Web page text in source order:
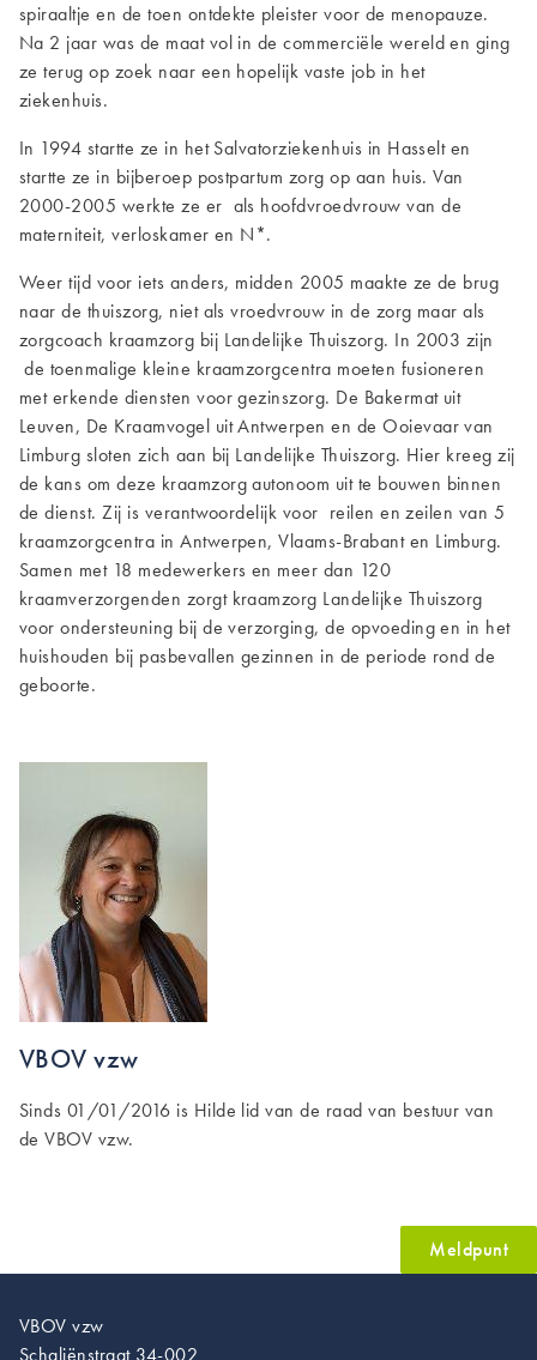
spiraaltje en de toen ontdekte pleister voor de menopauze.
Na 2 jaar was de maat vol in de commerciële wereld en ging
ze terug op zoek naar een hopelijk vaste job in het
ziekenhuis.
In 1994 startte ze in het Salvatorziekenhuis in Hasselt en
startte ze in bijberoep postpartum zorg op aan huis. Van
2000-2005 werkte ze er als hoofdvroedvrouw van de
materniteit, verloskamer en N*.
Weer tijd voor iets anders, midden 2005 maakte ze de brug
naar de thuiszorg, niet als vroedvrouw in de zorg maar als
zorgcoach kraamzorg bij Landelijke Thuiszorg. In 2003 zijn
de toenmalige kleine kraamzorgcentra moeten fusioneren
met erkende diensten voor gezinszorg. De Bakermat uit
Leuven, De Kraamvogel uit Antwerpen en de Ooievaar van
Limburg sloten zich aan bij Landelijke Thuiszorg. Hier kreeg zij
de kans om deze kraamzorg autonoom uit te bouwen binnen
de dienst. Zij is verantwoordelijk voor reilen en zeilen van 5
kraamzorgcentra in Antwerpen, Vlaams-Brabant en Limburg.
Samen met 18 medewerkers en meer dan 120
kraamverzorgenden zorgt kraamzorg Landelijke Thuiszorg
voor ondersteuning bij de verzorging, de opvoeding en in het
huishouden bij pasbevallen gezinnen in de periode rond de
geboorte.
VBOV vzw
Sinds 01/01/2016 is Hilde lid van de raad van bestuur van
de VBOV vzw.
Meldpunt
VBOV vzw
Schaliënstraat 34-002